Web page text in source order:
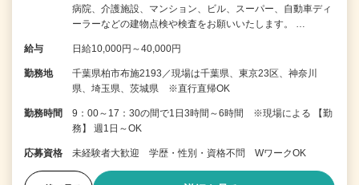
病院、介護施設、マンション、ビル、スーパー、自動車ディ
ーラーなどの建物点検や検査をお願いいたします。 …
給与 日給10,000円～40,000円
勤務地
千葉県柏市布施2193／現場は千葉県、東京23区、神奈川
県、埼玉県、茨城県 ※直行直帰OK
勤務時間
9：00～17：30の間で1日3時間～6時間 ※現場による 【勤
務】 週1日～OK
応募資格 未経験者大歓迎 学歴・性別・資格不問 WワークOK